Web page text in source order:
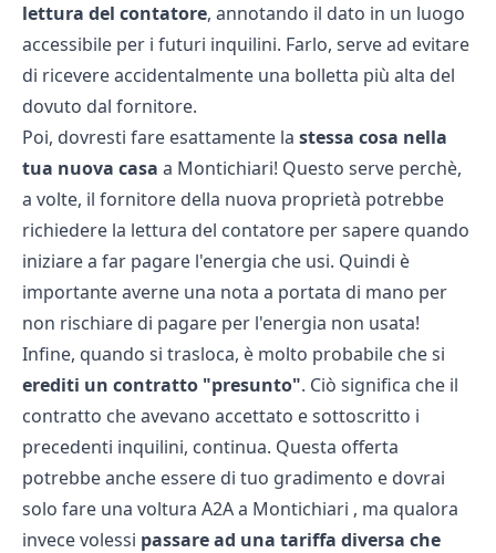
lettura del contatore, annotando il dato in un luogo
accessibile per i futuri inquilini. Farlo, serve ad evitare
di ricevere accidentalmente una bolletta più alta del
dovuto dal fornitore.
Poi, dovresti fare esattamente la stessa cosa nella
tua nuova casa a Montichiari! Questo serve perchè,
a volte, il fornitore della nuova proprietà potrebbe
richiedere la lettura del contatore per sapere quando
iniziare a far pagare l'energia che usi. Quindi è
importante averne una nota a portata di mano per
non rischiare di pagare per l'energia non usata!
Infine, quando si trasloca, è molto probabile che si
erediti un contratto "presunto". Ciò significa che il
contratto che avevano accettato e sottoscritto i
precedenti inquilini, continua. Questa offerta
potrebbe anche essere di tuo gradimento e dovrai
solo fare una voltura A2A a Montichiari , ma qualora
invece volessi passare ad una tariffa diversa che